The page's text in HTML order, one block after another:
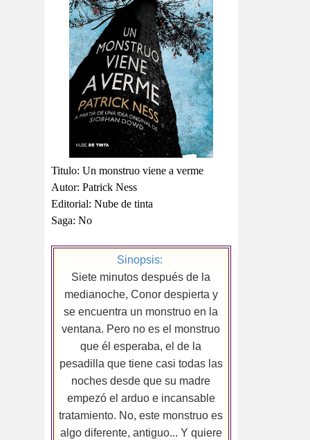
Titulo: Un monstruo viene a verme
Autor: Patrick Ness
Editorial: Nube de tinta
Saga: No
Sinopsis:
Siete minutos después de la
medianoche, Conor despierta y
se encuentra un monstruo en la
ventana. Pero no es el monstruo
que él esperaba, el de la
pesadilla que tiene casi todas las
noches desde que su madre
empezó el arduo e incansable
tratamiento. No, este monstruo es
algo diferente, antiguo... Y quiere